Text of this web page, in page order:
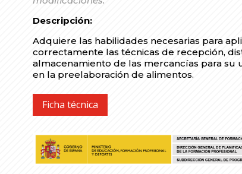
Descripción:
Adquiere las habilidades necesarias para
correctamente las técnicas de recepción,
almacenamiento de las mercancías para su
en la preelaboración de alimentos.
Ficha técnica